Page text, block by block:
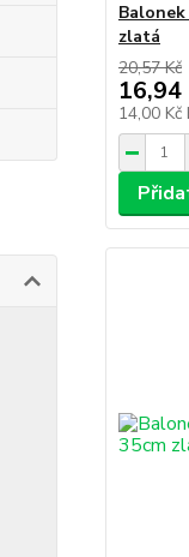
zlatá
20,57 Kč
16,94
14,00 Kč